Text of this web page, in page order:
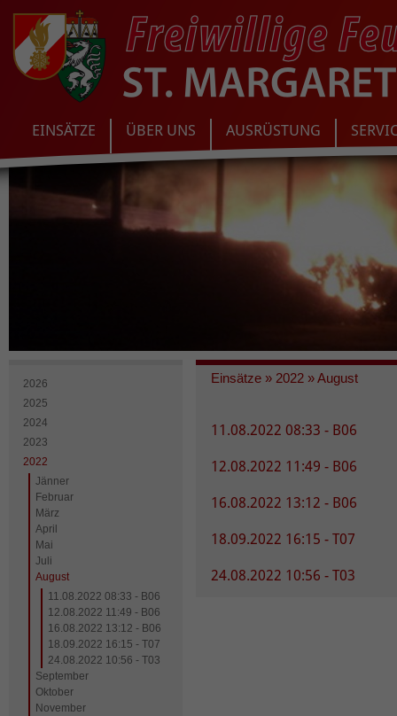
EINSÄTZE ÜBER UNS AUSRÜSTUNG
2026
2025
2024
2023
2022
Jänner
Februar
März
April
Mai
Juli
August
11.08.2022 08:33 - B06
12.08.2022 11:49 - B06
16.08.2022 13:12 - B06
18.09.2022 16:15 - T07
24.08.2022 10:56 - T03
September
Oktober
November
Einsätze » 2022 »August
11.08.2022 08:33 - B06
12.08.2022 11:49 - B06
16.08.2022 13:12 - B06
18.09.2022 16:15 - T07
24.08.2022 10:56 - T03